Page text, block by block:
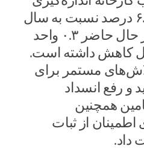
می‌کند، در ماه ژوئن ۶.۱ درصد نسبت به سال
قبل افزایش یافت و در حال حاضر ۰.۳ واحد
کاهش داشته است.
مستمر برای
و رفع انسداد
همچنین
از ثبات
داد.